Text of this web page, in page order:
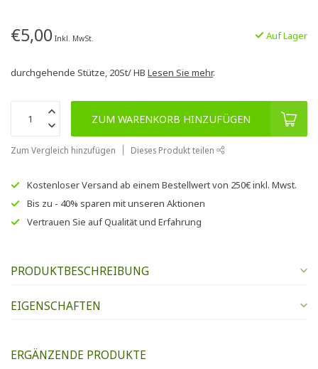
€5,00 Inkl. MwSt. Auf Lager
durchgehende Stütze, 20St/ HB Lesen Sie mehr.
ZUM WARENKORB HINZUFÜGEN
Zum Vergleich hinzufügen Dieses Produkt teilen
Kostenloser Versand ab einem Bestellwert von 250€inkl. Mwst.
Bis zu - 40% sparen mit unseren Aktionen
Vertrauen Sie aufQualität und Erfahrung
PRODUKTBESCHREIBUNG
EIGENSCHAFTEN
ERGÄNZENDE PRODUKTE